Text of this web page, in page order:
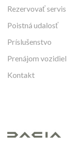
Rezervovať servis
Poistná udalosť
Príslušenstvo
Prenájom vozidiel
Kontakt